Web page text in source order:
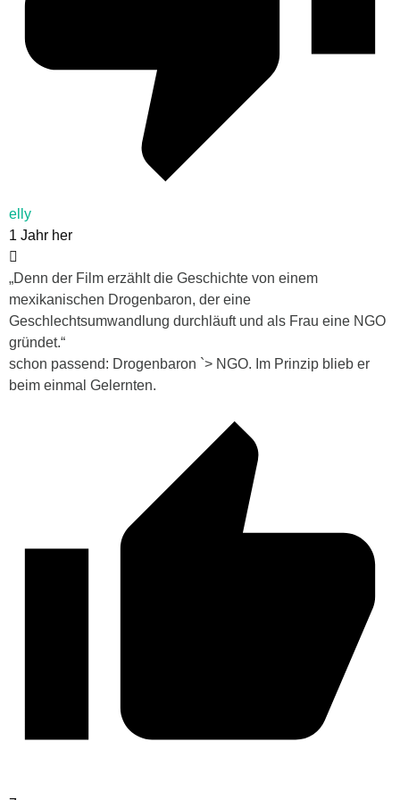
elly
1 Jahr her
„Denn der Film erzählt die Geschichte von einem
mexikanischen Drogenbaron, der eine
Geschlechtsumwandlung durchläuft und als Frau eine NGO
gründet.“
schon passend: Drogenbaron `> NGO. Im Prinzip blieb er
beim einmal Gelernten.